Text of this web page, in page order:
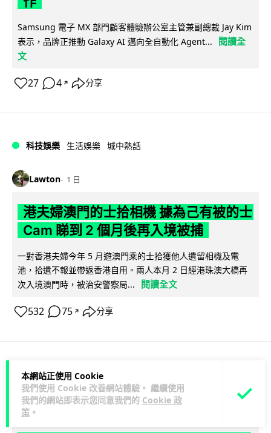
本網站正使用 Cookie
我們使用 Cookie 改善網站體驗。 繼續使用
我們的網站即表示您同意我們的 Cookie 政
策 。
Samsung 電子 MX 部門顧客體驗辦公室主管兼副總裁 Jay Kim
表示，品牌正推動 Galaxy AI 邁向全自動化 Agent...
閱讀全
文
27 4 ↗ 分享
科技娛樂 生活娛樂 城中熱話
Lawton 1 日
港夫婦澳門的士拾相機 據為己有被的士
Cam 睇到 2 個月後再入境被捕
一對香港夫婦今年 5 月遊澳門乘的士拾獲他人遺留相機及電
池，拾遺不報並帶返香港自用。兩人本月 2 日經港珠澳大橋再
次入境澳門時，被治安警察局...
閱讀全文
532 75 ↗ 分享
3C科技 家居無線
Vin 1 日